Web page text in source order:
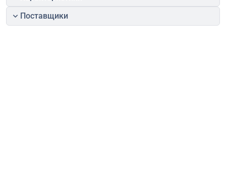
Поставщики